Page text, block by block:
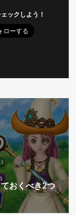
ックしよう！
おくべき2つ